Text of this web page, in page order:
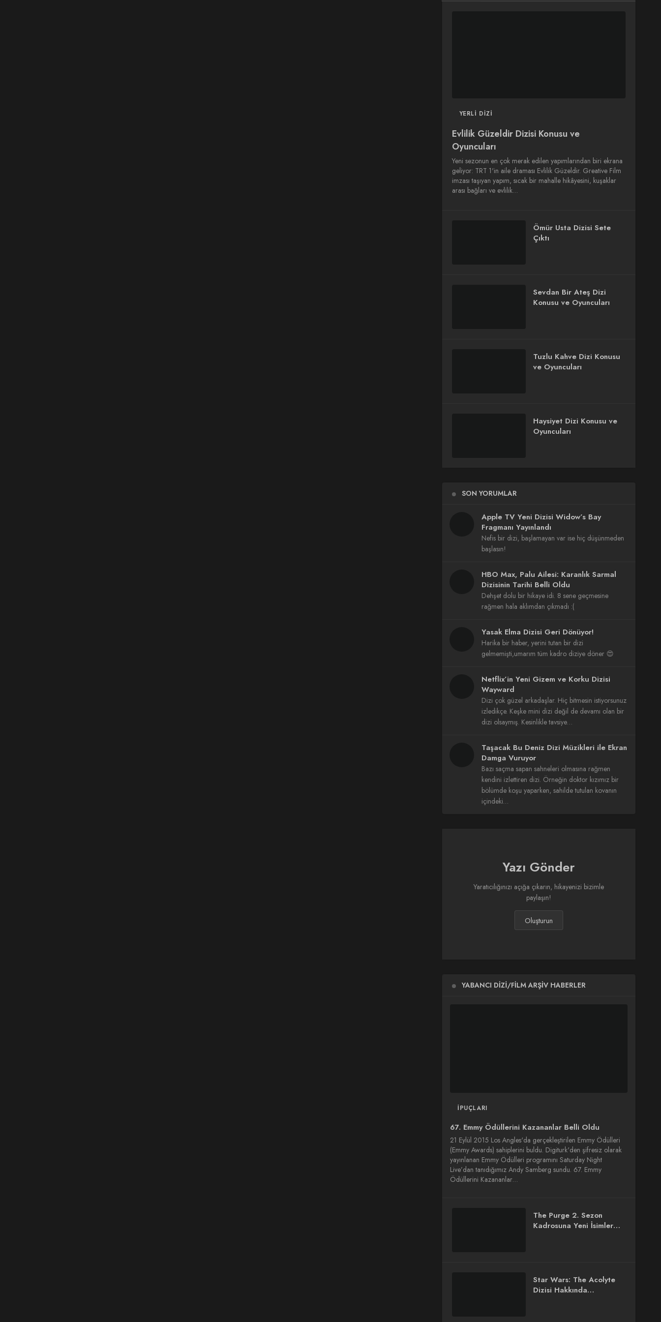
YERLI DIZI
Evlilik Güzeldir Dizisi Konusu ve
Oyuncuları
Yeni sezonun en çok merak edilen yapımlarından biri ekrana
geliyor: TRT 1'in aile draması Evlilik Güzeldir. Greative Film
imzası taşıyan yapım, sıcak bir mahalle hikâyesini, kuşaklar
arası bağları ve evlilik…
Ömür Usta Dizisi Sete
Çıktı
Sevdan Bir Ateş Dizi
Konusu ve Oyuncuları
Tuzlu Kahve Dizi Konusu
ve Oyuncuları
Haysiyet Dizi Konusu ve
Oyuncuları
SON YORUMLAR
Apple TV Yeni Dizisi Widow’s Bay
Fragmanı Yayınlandı
Nefis bir dizi, başlamayan var ise hiç düşünmeden
başlasın!
HBO Max, Palu Ailesi: Karanlık Sarmal
Dizisinin Tarihi Belli Oldu
Dehşet dolu bir hikaye idi. 8 sene geçmesine
rağmen hala aklımdan çıkmadı :(
Yasak Elma Dizisi Geri Dönüyor!
Harika bir haber, yerini tutan bir dizi
gelmemişti,umarım tüm kadro diziye döner 😍
Netflix’in Yeni Gizem ve Korku Dizisi
Wayward
Dizi çok güzel arkadaşlar. Hiç bitmesin istiyorsunuz
izledikçe. Keşke mini dizi değil de devamı olan bir
dizi olsaymış. Kesinlikle tavsiye…
Taşacak Bu Deniz Dizi Müzikleri ile Ekran
Damga Vuruyor
Bazı saçma sapan sahneleri olmasına rağmen
kendini izlettiren dizi. Örneğin doktor kızımız bir
bölümde koşu yaparken, sahilde tutulan kovanın
içindeki…
Yazı Gönder
Yaratıcılığınızı açığa çıkarın, hikayenizi bizimle
paylaşın!
Oluşturun
YABANCI DIZI/FILM ARŞIV HABERLER
İPUÇLARI
67. Emmy Ödüllerini Kazananlar Belli Oldu
21 Eylül 2015 Los Angles'da gerçekleştirilen Emmy Ödülleri
(Emmy Awards) sahiplerini buldu. Digiturk'den şifresiz olarak
yayınlanan Emmy Ödülleri programını Saturday Night
Live’dan tanıdığımız Andy Samberg sundu. 67. Emmy
Ödüllerini Kazananlar…
The Purge 2. Sezon
Kadrosuna Yeni İsimler
Star Wars: The Acolyte
Dizisi Hakkında